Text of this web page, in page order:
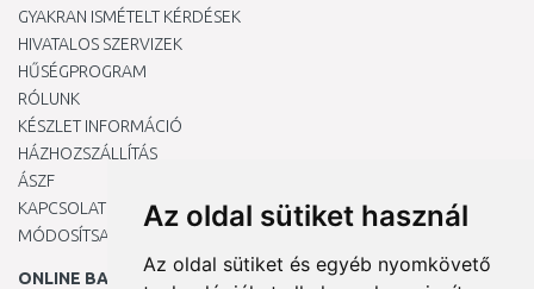
Az oldal sütiket használ
Az oldal sütiket és egyéb nyomkövető
GYAKRAN ISMÉTELT KÉRDÉSEK
HIVATALOS SZERVIZEK
HŰSÉGPROGRAM
RÓLUNK
KÉSZLET INFORMÁCIÓ
HÁZHOZSZÁLLÍTÁS
ÁSZF
KAPCSOLAT
MÓDOSÍTSA A COOKIE-BEÁLLÍTÁSAIMAT
ONLINE BANKKÁRTYÁVAL